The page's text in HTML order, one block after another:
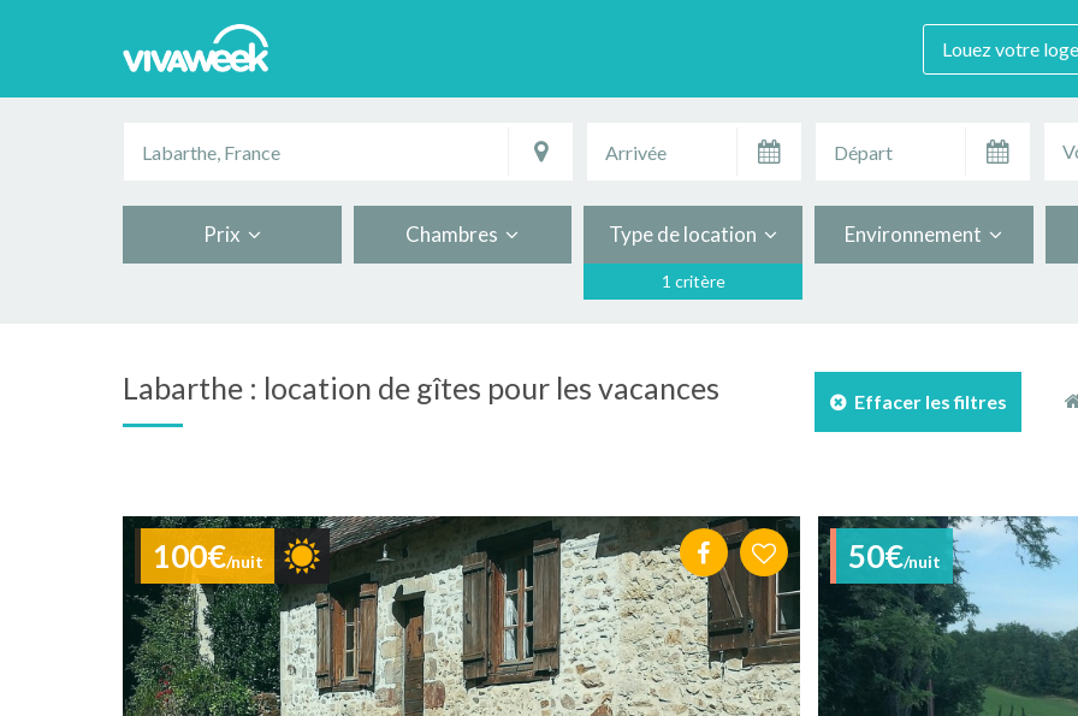
Louez votre
Prix Chambres Type de location
1 critère
Environnement
Labarthe : location de gîtes pour les vacances Effacer les filtres
100€/nuit 50€/nuit